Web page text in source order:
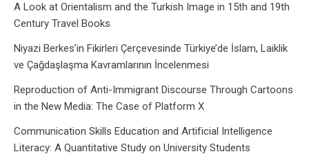
A Look at Orientalism and the Turkish Image in 15th and 19th
Century Travel Books
Niyazi Berkes’in Fikirleri Çerçevesinde Türkiye’de İslam, Laiklik
ve Çağdaşlaşma Kavramlarının İncelenmesi
Reproduction of Anti-Immigrant Discourse Through Cartoons
in the New Media: The Case of Platform X
Communication Skills Education and Artificial Intelligence
Literacy: A Quantitative Study on University Students